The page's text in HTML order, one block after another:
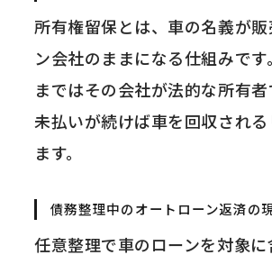
所有権留保とは、車の名義が
ン会社のままになる仕組みです
まではその会社が法的な所有者
未払いが続けば車を回収される
ます。
債務整理中のオートローン返済の
任意整理で車のローンを対象に